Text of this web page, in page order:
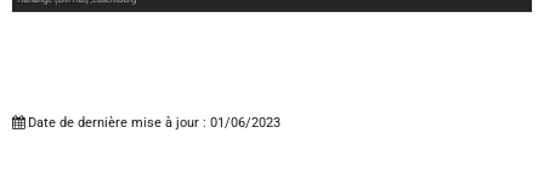
Date de dernière mise à jour : 01/06/2023